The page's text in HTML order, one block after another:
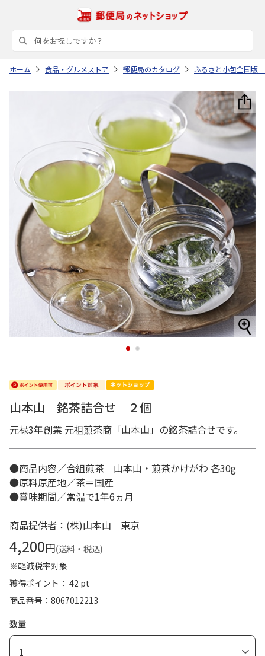
ホーム 食品・グルメストア 郵便局のカタログ ふるさと小包全国版
1 2
山本山 銘茶詰合せ ２個
元禄3年創業 元祖煎茶商「山本山」の銘茶詰合せです。
●商品内容／合組煎茶 山本山・煎茶かけがわ 各30g
●原料原産地／茶＝国産
●賞味期間／常温で1年6ヵ月
商品提供者：(株)山本山 東京
4,200円(送料・税込)
※軽減税率対象
獲得ポイント： 42 pt
商品番号
8067012213
数量
1